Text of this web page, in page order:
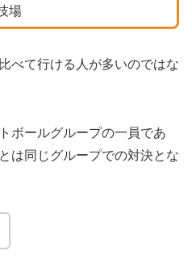
場
べて行ける人が多いのではな
ボールグループの一員であ
は同じグループでの対決とな